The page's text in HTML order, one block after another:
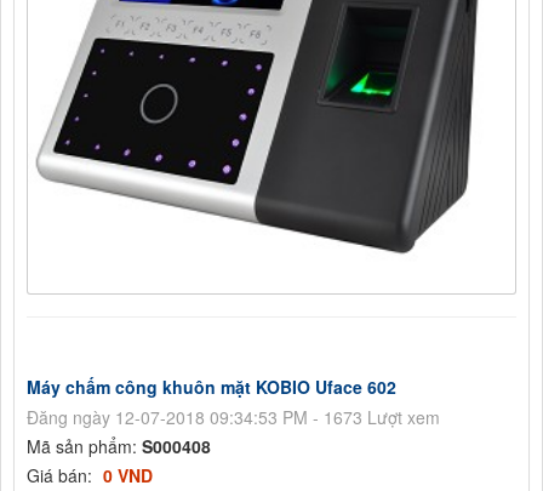
Máy chấm công khuôn mặt KOBIO Uface 602
Đăng ngày 12-07-2018 09:34:53 PM - 1673 Lượt xem
Mã sản phẩm: S000408
Giá bán: 0 VND